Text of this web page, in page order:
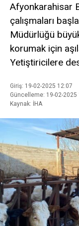
Afyonkarahisar
çalışmaları
Müdürlüğü
korumak için
Yetiştiricilere
Giriş: 19-02-2025 12:07
Güncelleme: 19-02-2025
Kaynak: İHA